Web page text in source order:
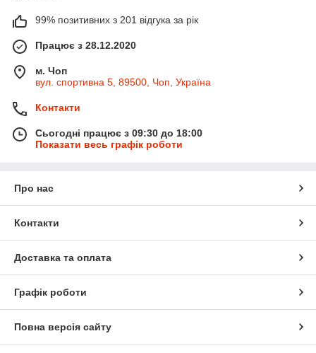
99% позитивних з 201 відгука за рік
Працює з 28.12.2020
м. Чоп
вул. спортивна 5, 89500, Чоп, Україна
Контакти
Сьогодні працює з 09:30 до 18:00
Показати весь графік роботи
Про нас
Контакти
Доставка та оплата
Графік роботи
Повна версія сайту